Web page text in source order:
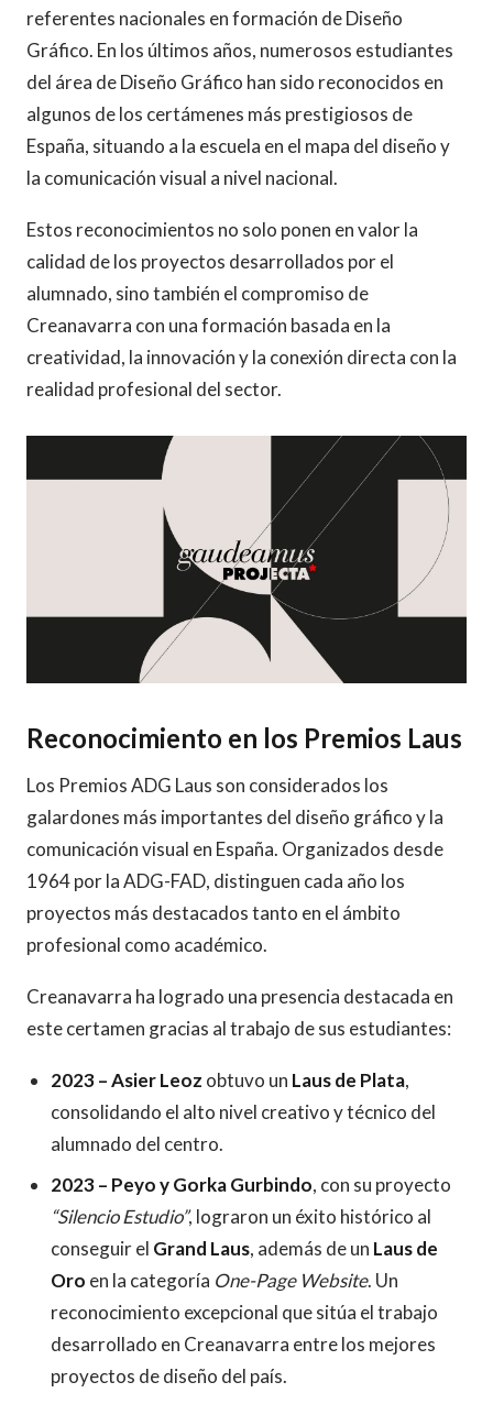
referentes nacionales en formación de Diseño
Gráfico. En los últimos años, numerosos estudiantes
del área de Diseño Gráfico han sido reconocidos en
algunos de los certámenes más prestigiosos de
España, situando a la escuela en el mapa del diseño y
la comunicación visual a nivel nacional.
Estos reconocimientos no solo ponen en valor la
calidad de los proyectos desarrollados por el
alumnado, sino también el compromiso de
Creanavarra con una formación basada en la
creatividad, la innovación y la conexión directa con la
realidad profesional del sector.
Reconocimiento en los Premios Laus
Los Premios ADG Laus son considerados los
galardones más importantes del diseño gráfico y la
comunicación visual en España. Organizados desde
1964 por la ADG-FAD, distinguen cada año los
proyectos más destacados tanto en el ámbito
profesional como académico.
Creanavarra ha logrado una presencia destacada en
este certamen gracias al trabajo de sus estudiantes:
2023 – Asier Leoz obtuvo un Laus de Plata,
consolidando el alto nivel creativo y técnico del
alumnado del centro.
2023 – Peyo y Gorka Gurbindo, con su proyecto
“Silencio Estudio”, lograron un éxito histórico al
conseguir el Grand Laus, además de un Laus de
Oro en la categoría One-Page Website. Un
reconocimiento excepcional que sitúa el trabajo
desarrollado en Creanavarra entre los mejores
proyectos de diseño del país.